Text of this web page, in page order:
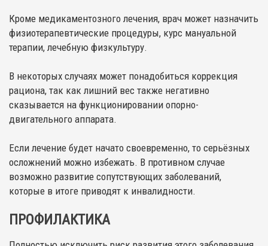
Кроме медикаментозного лечения, врач может назначить
физиотерапевтические процедуры, курс мануальной
терапии, лечебную физкультуру.
В некоторых случаях может понадобиться коррекция
рациона, так как лишний вес также негативно
сказывается на функционировании опорно-
двигательного аппарата.
Если лечение будет начато своевременно, то серьёзных
осложнений можно избежать. В противном случае
возможно развитие сопутствующих заболеваний,
которые в итоге приводят к инвалидности.
ПРОФИЛАКТИКА